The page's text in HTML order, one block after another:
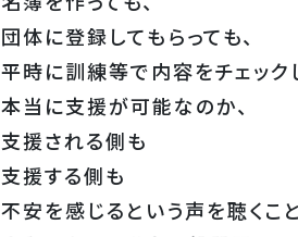
団体に登録してもらっても、
平時に訓練等で内容をチェック
本当に支援が可能なのか、
支援される側も
支援する側も
不安を感じるという声を聴くこ